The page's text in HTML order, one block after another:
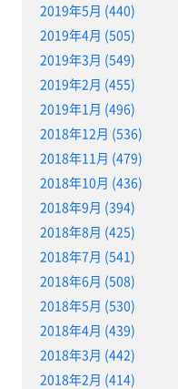
2019年5月 (440)
2019年4月 (505)
2019年3月 (549)
2019年2月 (455)
2019年1月 (496)
2018年12月 (536)
2018年11月 (479)
2018年10月 (436)
2018年9月 (394)
2018年8月 (425)
2018年7月 (541)
2018年6月 (508)
2018年5月 (530)
2018年4月 (439)
2018年3月 (442)
2018年2月 (414)